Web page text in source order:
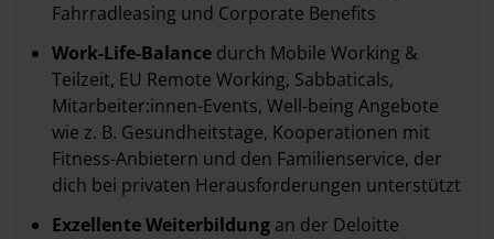
Fahrradleasing und Corporate Benefits
Work-Life-Balance durch Mobile Working &
Teilzeit, EU Remote Working, Sabbaticals,
Mitarbeiter:innen-Events, Well-being Angebote
wie z. B. Gesundheitstage, Kooperationen mit
Fitness-Anbietern und den Familienservice, der
dich bei privaten Herausforderungen unterstützt
Exzellente Weiterbildung an der Deloitte